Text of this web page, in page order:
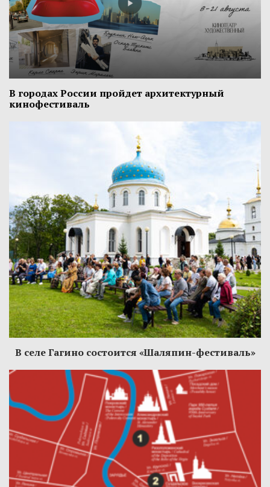
В городах России пройдет архитектурный
кинофестиваль
В селе Гагино состоится «Шаляпин-фестиваль»